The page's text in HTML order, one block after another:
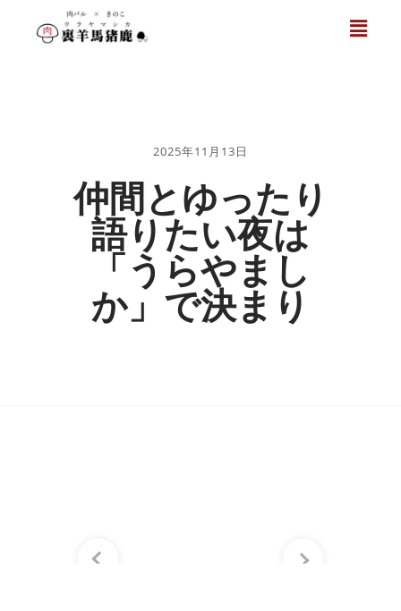
2025年11月13日
仲間とゆったり
語りたい夜は
「うらやまし
か」で決まり